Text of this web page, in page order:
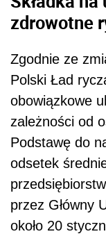
zdrowotne
Zgodnie ze
Polski Ład
obowiązkowe
zależności od
Podstawę do
odsetek
przez Główny
około 20